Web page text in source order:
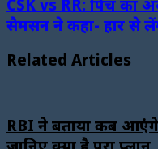
CSK vs RR: पिच का
सैमसन ने कहा- हार से
Related Articles
RBI ने बताया कब आएंगे